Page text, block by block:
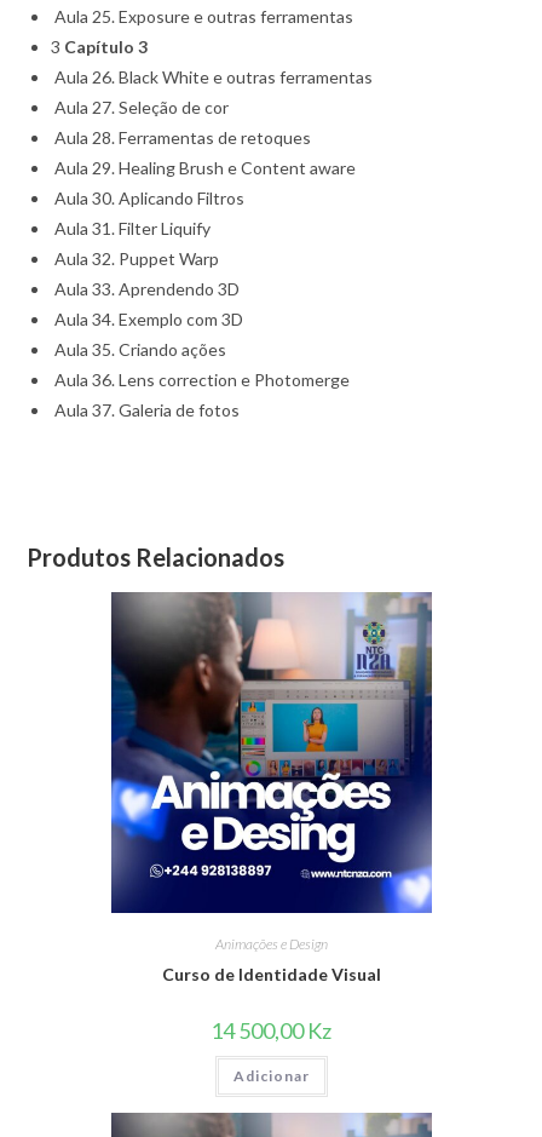
Aula 25. Exposure e outras ferramentas
3 Capítulo 3
Aula 26. Black White e outras ferramentas
Aula 27. Seleção de cor
Aula 28. Ferramentas de retoques
Aula 29. Healing Brush e Content aware
Aula 30. Aplicando Filtros
Aula 31. Filter Liquify
Aula 32. Puppet Warp
Aula 33. Aprendendo 3D
Aula 34. Exemplo com 3D
Aula 35. Criando ações
Aula 36. Lens correction e Photomerge
Aula 37. Galeria de fotos
Produtos Relacionados
Animações e Design
Curso de Identidade Visual
14 500,00Kz
Adicionar